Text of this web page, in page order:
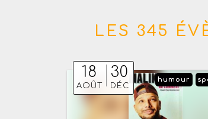
LES 345
18
AOÛT
30
DÉC
humour